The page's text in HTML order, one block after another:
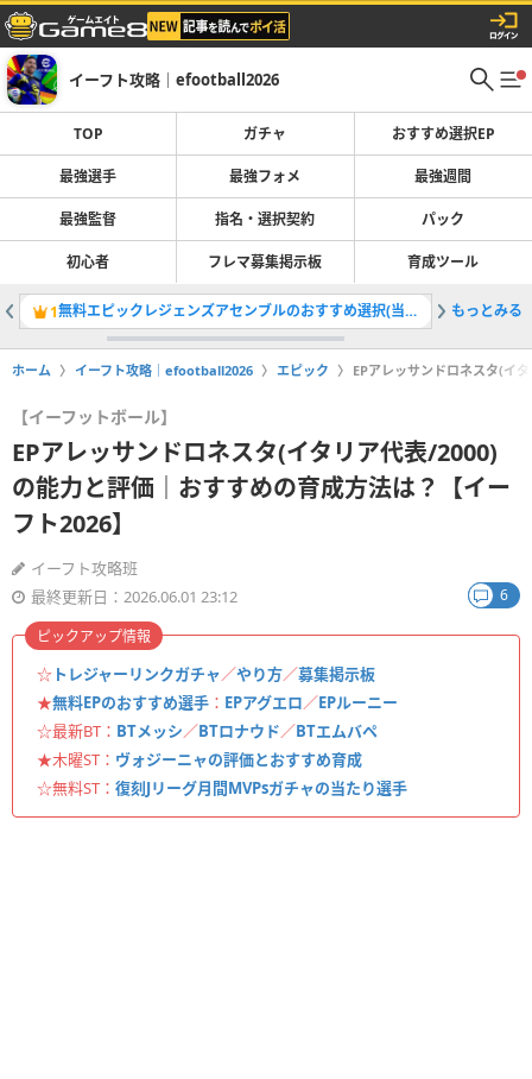
イーフト攻略｜efootball2026
TOP ガチャ おすすめ選択EP
最強選手 最強フォメ 最強週間
最強監督 指名・選択契約 パック
初心者 フレマ募集掲示板 育成ツール
1 無料エピックレジェンズアセンブルのおすすめ選択(当たり)選手ランキングと引き方 2最強選
もっとみる
ホーム イーフト攻略｜efootball2026 エピック EPアレッサンドロネスタ(イ
【イーフットボール】
EPアレッサンドロネスタ(イタリア代表/2000)
の能力と評価｜おすすめの育成方法は？【イー
フト2026】
イーフト攻略班
最終更新日：2026.06.01 23:12
6
☆ トレジャーリンクガチャ／やり方／募集掲示板
★無料EPのおすすめ選手 ： EPアグエロ／EPルーニー
☆最新BT： BTメッシ／BTロナウド／BTエムバペ
★木曜ST： ヴォジーニャの評価とおすすめ育成
☆無料ST： 復刻Jリーグ月間MVPsガチャの当たり選手
ピックアップ情報